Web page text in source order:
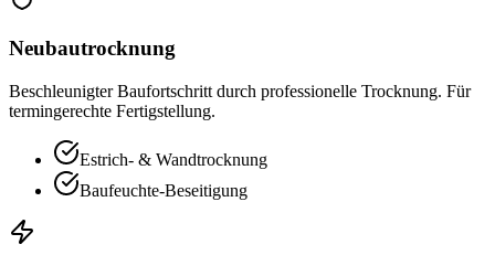
Neubautrocknung
Beschleunigter Baufortschritt durch professionelle Trocknung. Für
termingerechte Fertigstellung.
Estrich- & Wandtrocknung
Baufeuchte-Beseitigung